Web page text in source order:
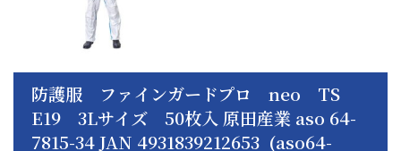
防護服 ファインガードプロ neo TS
E19 3Lサイズ 50枚入 原田産業 aso 64-
7815-34 JAN 4931839212653 (aso64-